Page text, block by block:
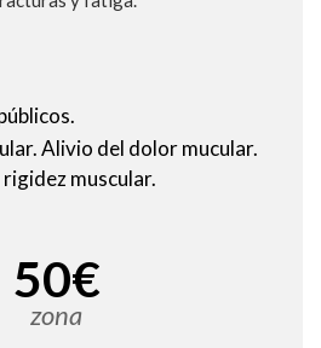
Alivio del dolor mucular.
muscular.
50€
zona